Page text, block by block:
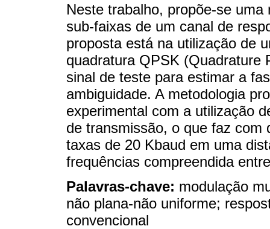
Neste trabalho, propõe-se
sub-faixas de um canal de
proposta está na utilização de
quadratura QPSK (Quadrature
sinal de teste para estimar a
ambiguidade. A metodologia
experimental com a utilização
de transmissão, o que faz com
taxas de 20 Kbaud em uma
frequências compreendida
Palavras-chave: modulação
não plana-não uniforme;
convencional